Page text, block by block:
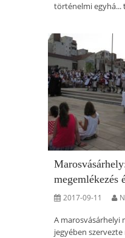
történelmi egyhá...
megemlékezés
2017-09-11
A marosvásárhelyi
jegyében